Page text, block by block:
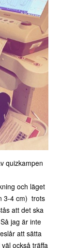
quizkampen
och läget
3-4 cm) trots
att det ska
jag är inte
att sätta
också träffa